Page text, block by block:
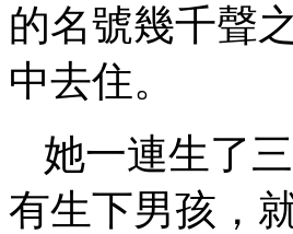
的名號幾千聲
中去住。
她一連生了
有生下男孩，